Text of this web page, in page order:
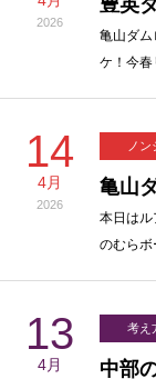
2026
亀山ダム
ケ！今春
14
4月
2026
ノ
亀山
本日はル
のむらボ
13
4月
考え
中部